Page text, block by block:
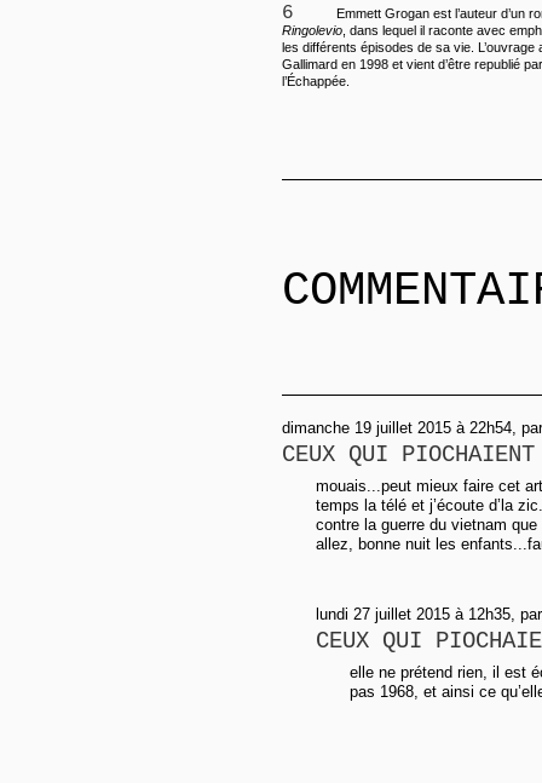
6
Emmett Grogan est l’auteur d’un
Ringolevio , dans lequel il raconte avec
les différents épisodes de sa vie. L’ouvrage
Gallimard en 1998 et vient d’être republié
l’Échappée.
dimanche 19 juillet 2015 à 22h54,
CEUX QUI PIOCHAIENT
mouais...peut mieux faire cet
temps la télé et j’écoute d’la
contre la guerre du vietnam
allez, bonne nuit les
lundi 27 juillet 2015 à 12h35,
CEUX QUI
elle ne prétend rien, il est
pas 1968, et ainsi ce